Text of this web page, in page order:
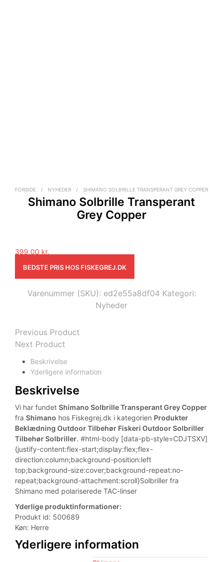
FORSIDE / NYHEDER / SHIMANO SOLBRILLE TRANSPERANT GREY COPPER
Shimano Solbrille Transperant
Grey Copper
399,00 kr.
BEDSTE PRIS HOS FISKEGREJ.DK
Varenummer (SKU): ed2e55a8df04 Kategori:
Nyheder
Previous Product
Next Product
Beskrivelse
Yderligere information
Beskrivelse
Vi har fundet Shimano Solbrille Transperant Grey Copper
fra Shimano hos Fiskegrej.dk i kategorien Produkter
Beklædning Outdoor Tilbehør Fiskeri Outdoor Solbriller
Tilbehør Solbriller. #html-body [data-pb-style=CDJTSXV]
{justify-content:flex-start;display:flex;flex-
direction:column;background-position:left
top;background-size:cover;background-repeat:no-
repeat;background-attachment:scroll}Solbriller fra
Shimano med polariserede TAC-linser
Yderlige produktinformationer:
Produkt id: 500689
Køn: Herre
Yderligere information